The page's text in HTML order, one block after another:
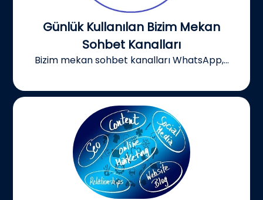
Günlük Kullanılan Bizim Mekan
Sohbet Kanalları
Bizim mekan sohbet kanalları WhatsApp,...